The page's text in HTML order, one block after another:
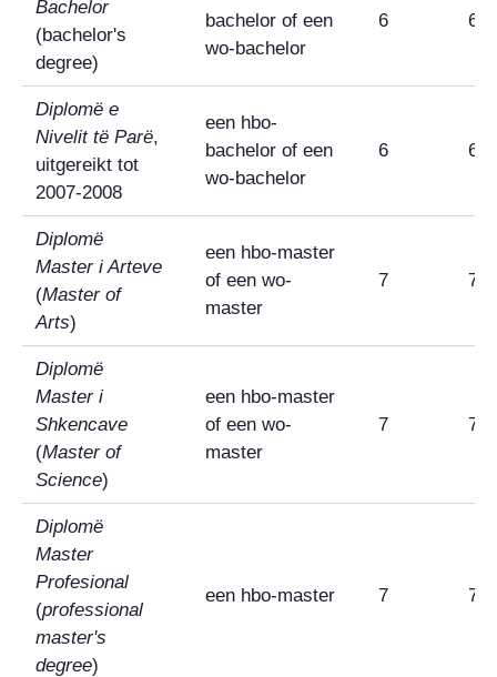
Bachelor
(bachelor's
degree)
bachelor of een
wo-bachelor
6 6
Diplomë e
Nivelit të Parë,
uitgereikt tot
2007-2008
een hbo-
bachelor of een
wo-bachelor
6 6
Diplomë
Master i Arteve
(Master of
Arts)
een hbo-master
of een wo-
master
7 7
Diplomë
Master i
Shkencave
(Master of
Science)
een hbo-master
of een wo-
master
7 7
Diplomë
Master
Profesional
(professional
master's
degree)
een hbo-master 7 7